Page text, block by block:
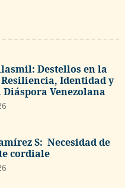
Destellos en la
Identidad y
Venezolana
S: Necesidad de
cordiale